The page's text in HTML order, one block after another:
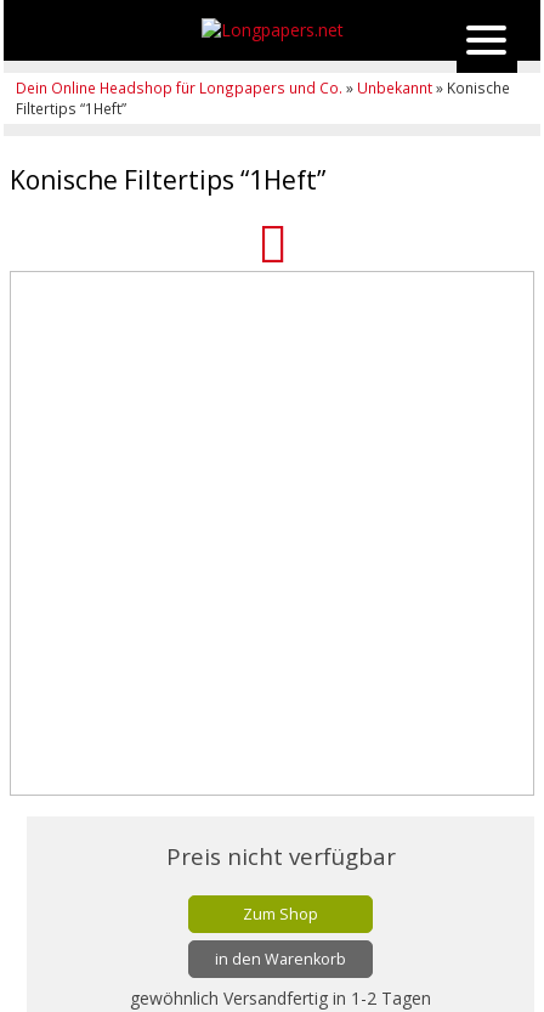
Dein Online Headshop für Longpapers und Co. » Unbekannt» Konische
Filtertips “1Heft”
Konische Filtertips “1Heft”
Preis nicht verfügbar
Zum Shop
in den Warenkorb
gewöhnlich Versandfertig in 1-2 Tagen